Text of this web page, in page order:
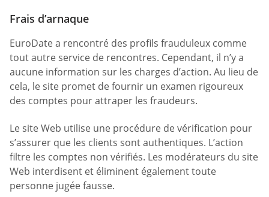
Frais d’arnaque
EuroDate a rencontré des profils frauduleux comme
tout autre service de rencontres. Cependant, il n’y a
aucune information sur les charges d’action. Au lieu de
cela, le site promet de fournir un examen rigoureux
des comptes pour attraper les fraudeurs.
Le site Web utilise une procédure de vérification pour
s’assurer que les clients sont authentiques. L’action
filtre les comptes non vérifiés. Les modérateurs du site
Web interdisent et éliminent également toute
personne jugée fausse.